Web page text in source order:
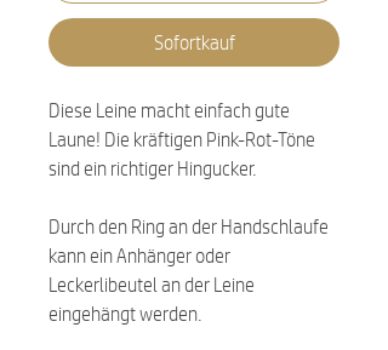
Sofortkauf
Diese Leine macht einfach gute
Laune! Die kräftigen Pink-Rot-Töne
sind ein richtiger Hingucker.
Durch den Ring an der Handschlaufe
kann ein Anhänger oder
Leckerlibeutel an der Leine
eingehängt werden.